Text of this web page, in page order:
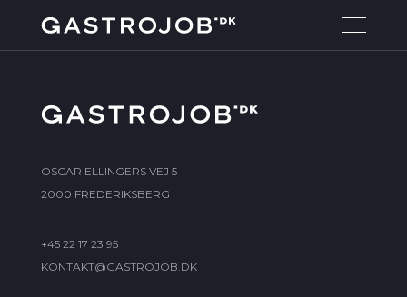
OSCAR ELLINGERS VEJ 5
2000 FREDERIKSBERG
+45 22 17 23 95
KONTAKT@GASTROJOB.DK